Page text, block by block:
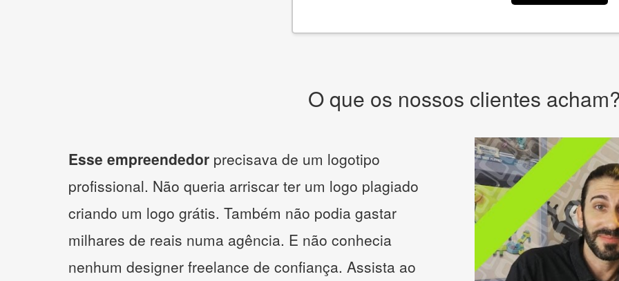
O que os nossos clientes
Esse empreendedor precisava de um logotipo
profissional. Não queria arriscar ter um logo plagiado
criando um logo grátis. Também não podia gastar
milhares de reais numa agência. E não conhecia
nenhum designer freelance de confiança. Assista ao